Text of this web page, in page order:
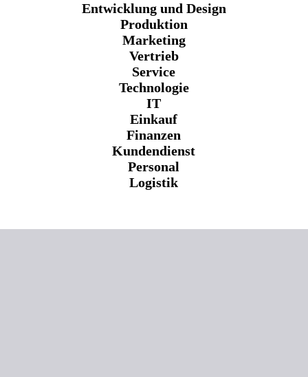
Entwicklung und Design
Produktion
Marketing
Vertrieb
Service
Technologie
IT
Einkauf
Finanzen
Kundendienst
Personal
Logistik